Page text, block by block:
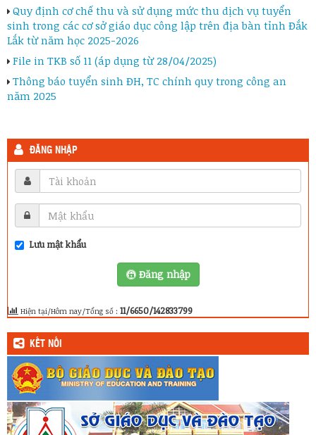
Quy định cơ chế thu và sử dụng mức thu dịch vụ tuyển
sinh trong các cơ sở giáo dục công lập trên địa bàn tỉnh Đắk
Lắk từ năm học 2025-2026
File in TKB số 11 (áp dụng từ 28/04/2025)
Thông báo tuyển sinh ĐH, TC chính quy trong công an
năm 2025
ĐĂNG NHẬP
Lưu mật khẩu
Đăng nhập
Hiện tại/Hôm nay/Tổng số : 11/6650/142833799
KẾT NỐI